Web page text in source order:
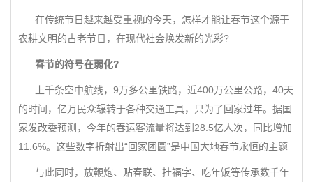
在传统节日越来越受重视的今天，怎样才能让春节这个源于
农耕文明的古老节日，在现代社会焕发新的光彩?
春节的符号在弱化?
上千条空中航线，9万多公里铁路，近400万公里公路，40天
的时间，亿万民众辗转于各种交通工具，只为了回家过年。据国
家发改委预测，今年的春运客流量将达到28.5亿人次，同比增加
11.6%。这些数字折射出“回家团圆”是中国大地春节永恒的主题
与此同时，放鞭炮、贴春联、挂福字、吃年饭等传承数千年